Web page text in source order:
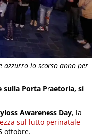
lo scorso anno per
sulla Porta Praetoria, sì
Awareness Day, la
sul lutto perinatale
ottobre.